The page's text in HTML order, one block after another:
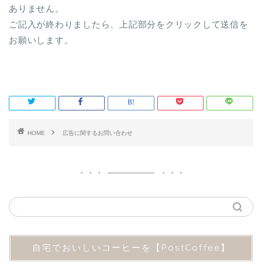
ありません。
ご記入が終わりましたら、上記部分をクリックして送信を
お願いします。
HOME 広告に関するお問い合わせ
自宅でおいしいコーヒーを【PostCoffee】